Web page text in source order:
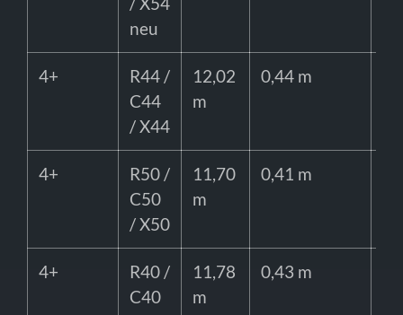
neu
4+
R44 /
C44
/ X44
12,02
m
0,44 m
4+
R50 /
C50
/ X50
11,70
m
0,41 m
4+
R40 /
C40
11,78
m
0,43 m